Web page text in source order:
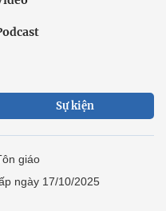
Sự kiện
giáo
ngày 17/10/2025